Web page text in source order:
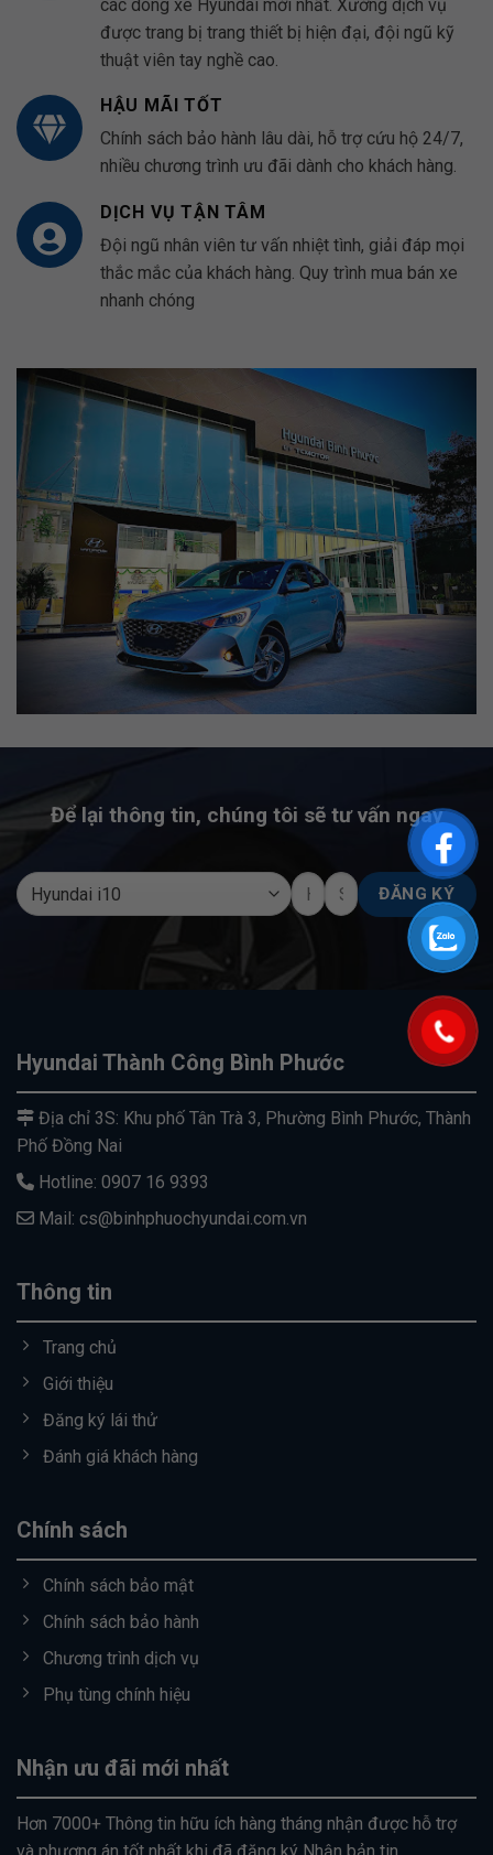
các dòng xe Hyundai mới nhất. Xưởng dịch vụ
được trang bị trang thiết bị hiện đại, đội ngũ kỹ
thuật viên tay nghề cao.
HẬU MÃI TỐT
Chính sách bảo hành lâu dài, hỗ trợ cứu hộ 24/7,
nhiều chương trình ưu đãi dành cho khách hàng.
DỊCH VỤ TẬN TÂM
Đội ngũ nhân viên tư vấn nhiệt tình, giải đáp mọi
thắc mắc của khách hàng. Quy trình mua bán xe
nhanh chóng
Để lại thông tin, chúng tôi sẽ tư vấn ngay
Hyundai Thành Công Bình Phước
Địa chỉ 3S: Khu phố Tân Trà 3, Phường Bình Phước, Thành
Phố Đồng Nai
Hotline: 0907 16 9393
Mail: cs@binhphuochyundai.com.vn
Thông tin
Trang chủ
Giới thiệu
Đăng ký lái thử
Đánh giá khách hàng
Chính sách
Chính sách bảo mật
Chính sách bảo hành
Chương trình dịch vụ
Phụ tùng chính hiệu
Nhận ưu đãi mới nhất
Hơn 7000+ Thông tin hữu ích hàng tháng nhận được hỗ trợ